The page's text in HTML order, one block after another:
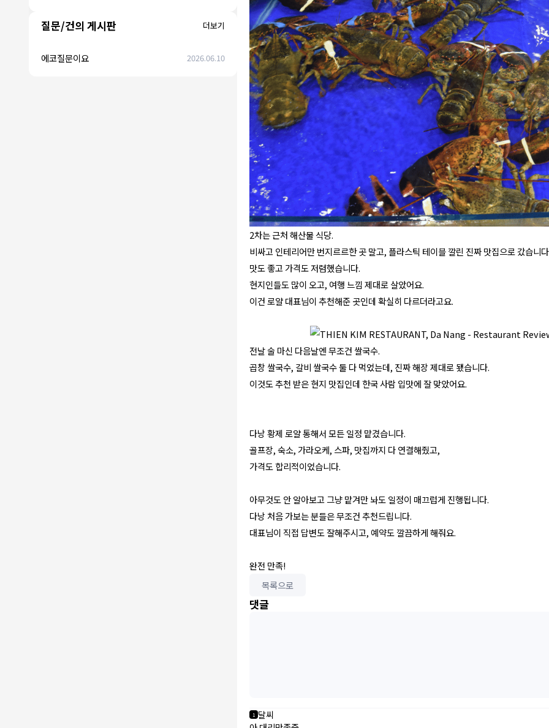
질문/건의 게시판 더보기
에코질문이요 2026.06.10
2차는 근처 해산물 식당.
비싸고 인테리어만 번지르르한 곳 말고, 플라스틱 테이블 깔린 진짜 맛집으로 갔습니
맛도 좋고 가격도 저렴했습니다.
현지인들도 많이 오고, 여행 느낌 제대로 살았어요.
이건 로얄 대표님이 추천해준 곳인데 확실히 다르더라고요.
전날 술 마신 다음날엔 무조건 쌀국수.
곱창 쌀국수, 갈비 쌀국수 둘 다 먹었는데, 진짜 해장 제대로 됐습니다.
이것도 추천 받은 현지 맛집인데 한국 사람 입맛에 잘 맞았어요.
다낭 황제 로얄 통해서 모든 일정 맡겼습니다.
골프장, 숙소, 가라오케, 스파, 맛집까지 다 연결해줬고,
가격도 합리적이었습니다.
아무것도 안 알아보고 그냥 맡겨만 놔도 일정이 매끄럽게 진행됩니다.
다낭 처음 가보는 분들은 무조건 추천드립니다.
대표님이 직접 답변도 잘해주시고, 예약도 깔끔하게 해줘요.
완전 만족!
목록으로
댓글
1 달씨